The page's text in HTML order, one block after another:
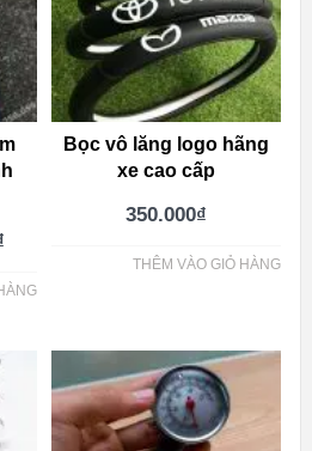
Bọc vô lăng logo hãng
xe cao cấp
350.000₫
THÊM VÀO GIỎ HÀNG